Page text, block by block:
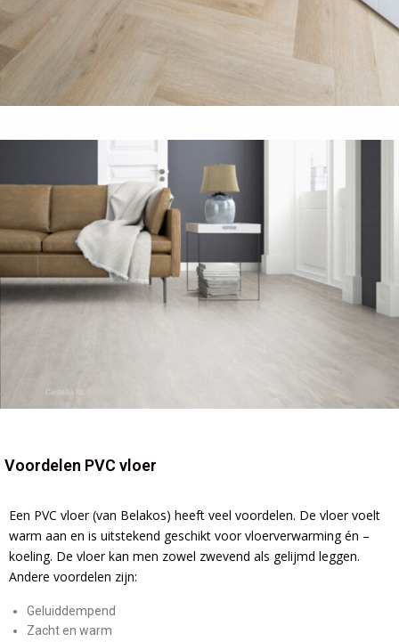
Voordelen PVC vloer
Een PVC vloer (van Belakos) heeft veel voordelen. De vloer voelt
warm aan en is uitstekend geschikt voor vloerverwarming én –
koeling. De vloer kan men zowel zwevend als gelijmd leggen.
Andere voordelen zijn:
Geluiddempend
Zacht en warm